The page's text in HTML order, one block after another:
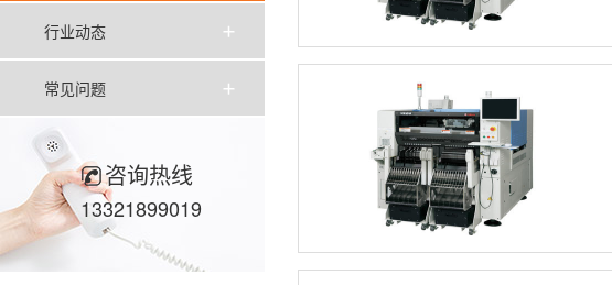
行业动态
常见问题
咨询热线
13321899019